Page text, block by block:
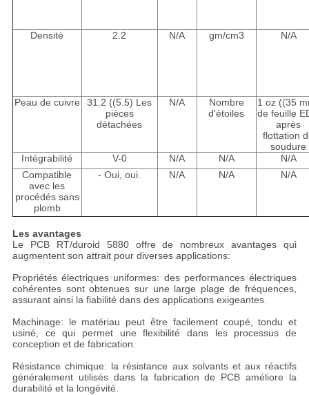
Densité 2.2 N/A gm/cm3 N/A
Peau de cuivre
31.2 ((5.5) Les
pièces
détachées
N/A
Nombre
d'étoiles
1 oz ((35
de feuille
après
flottation
soudure
Intégrabilité
V-0 N/A N/A
N/A
Compatible
avec les
procédés sans
plomb
- Oui, oui. N/A N/A N/A
Les avantages
Le PCB RT/duroid 5880 offre de nombreux avantages qui
augmentent son attrait pour diverses applications:
Propriétés électriques uniformes: des performances électriques
cohérentes sont obtenues sur une large plage de fréquences,
assurant ainsi la fiabilité dans des applications exigeantes.
Machinage: le matériau peut être facilement coupé, tondu et
usiné, ce qui permet une flexibilité dans les processus de
conception et de fabrication.
Résistance chimique: la résistance aux solvants et aux réactifs
généralement utilisés dans la fabrication de PCB améliore la
durabilité et la longévité.